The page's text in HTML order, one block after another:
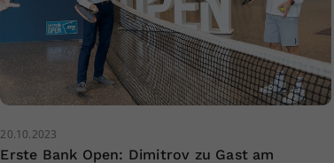
20.10.2023
Erste Bank Open: Dimitrov zu Gast am